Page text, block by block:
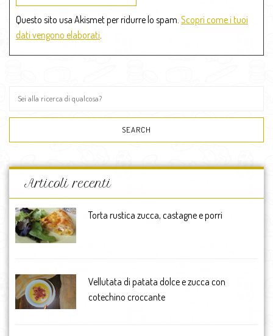
Questo sito usa Akismet per ridurre lo spam. Scopri come i tuoi
dati vengono elaborati
Articoli recenti
Torta rustica zucca, castagne e porri
Vellutata di patata dolce e zucca con
cotechino croccante